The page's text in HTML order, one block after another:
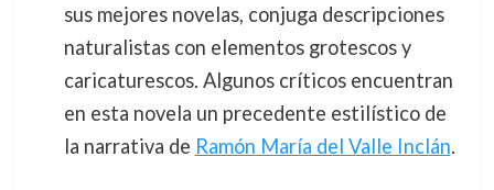
sus mejores novelas, conjuga descripciones
naturalistas con elementos grotescos y
caricaturescos. Algunos críticos encuentran
en esta novela un precedente estilístico de
la narrativa de Ramón María del Valle Inclán.